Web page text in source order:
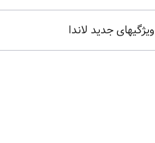
ویژگیهای جدید لاندا